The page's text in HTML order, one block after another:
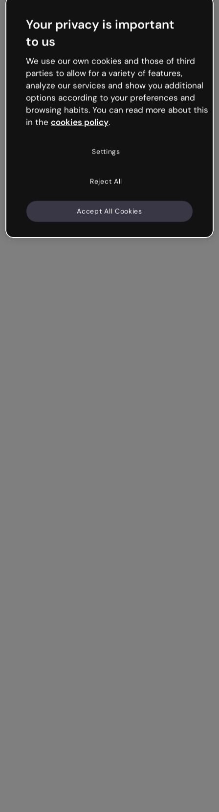
Your privacy is important
to us
We use our own cookies and those of third
parties to allow for a variety of features,
analyze our services and show you additional
options according to your preferences and
browsing habits. You can read more about this
in the cookies policy.
Settings
Reject All
Accept All Cookies